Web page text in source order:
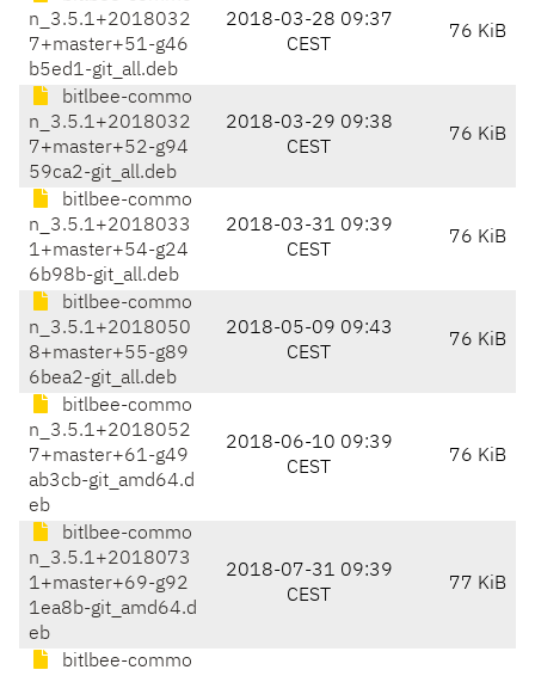
n_3.5.1+2018032
7+master+51-g46
b5ed1-git_all.deb
2018-03-28 09:37
CEST
76 KiB
bitlbee-commo
n_3.5.1+2018032
7+master+52-g94
59ca2-git_all.deb
2018-03-29 09:38
CEST
76 KiB
bitlbee-commo
n_3.5.1+2018033
1+master+54-g24
6b98b-git_all.deb
2018-03-31 09:39
CEST
76 KiB
bitlbee-commo
n_3.5.1+2018050
8+master+55-g89
6bea2-git_all.deb
2018-05-09 09:43
CEST
76 KiB
bitlbee-commo
n_3.5.1+2018052
7+master+61-g49
ab3cb-git_amd64.d
eb
2018-06-10 09:39
CEST
76 KiB
bitlbee-commo
n_3.5.1+2018073
1+master+69-g92
1ea8b-git_amd64.d
eb
2018-07-31 09:39
CEST
77 KiB
bitlbee-commo